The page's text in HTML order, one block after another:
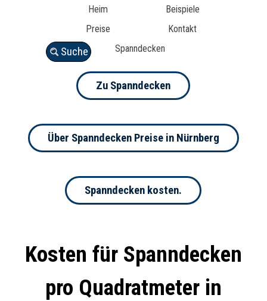
Heim
Beispiele
Preise
Kontakt
Spanndecken
Suche
Zu Spanndecken
Über Spanndecken Preise in Nürnberg
Spanndecken kosten.
Kosten für Spanndecken
pro Quadratmeter in